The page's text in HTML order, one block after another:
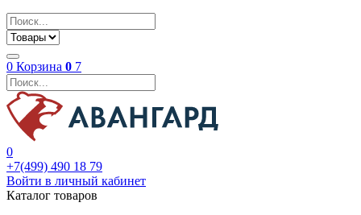
0 Корзина 0 7
0
+7(499) 490 18 79
Войти в личный кабинет
Каталог товаров